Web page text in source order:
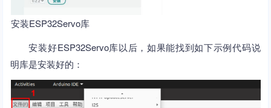
安装ESP32Servo库
安装好ESP32Servo库以后，如果能找到如下示例代码说
明库是安装好的：